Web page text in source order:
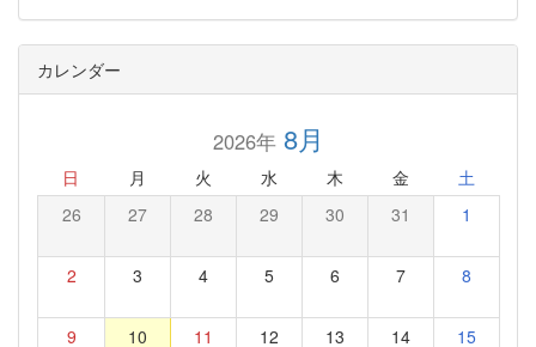
カレンダー
2026年8月
日 月 火 水 木 金 土
26 27 28 29 30 31 1
2 3 4 5 6 7 8
9 10 11 12 13 14 15